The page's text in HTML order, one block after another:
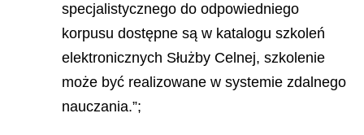
specjalistycznego do odpowiedniego
korpusu dostępne są w katalogu szkoleń
elektronicznych Służby Celnej, szkolenie
może być realizowane w systemie zdalnego
nauczania.”;